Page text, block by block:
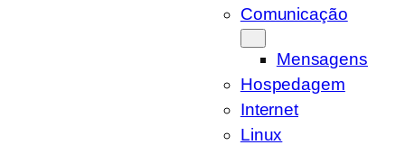
Comunicação
Mensagens
Hospedagem
Internet
Linux